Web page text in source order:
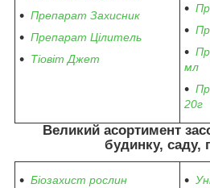
Препарат Захисник
Препарат Цілитель
Тіовіт Джет
мл
20г
Великий асортимент
будинку, саду,
Біозахист рослин